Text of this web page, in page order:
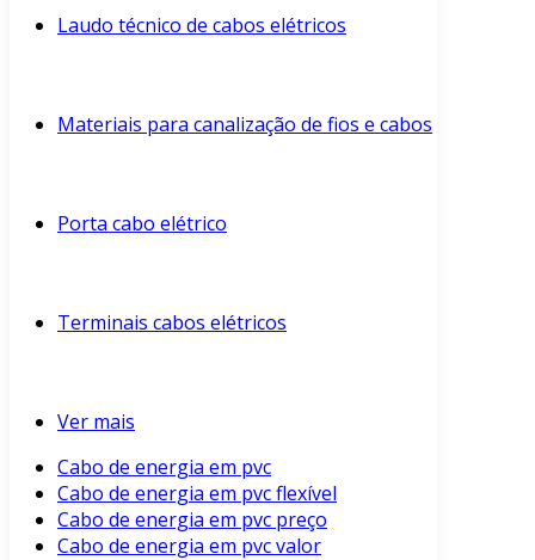
Laudo técnico de cabos elétricos
Materiais para canalização de fios e cabos
Porta cabo elétrico
Terminais cabos elétricos
Ver mais
Cabo de energia em pvc
Cabo de energia em pvc flexível
Cabo de energia em pvc preço
Cabo de energia em pvc valor